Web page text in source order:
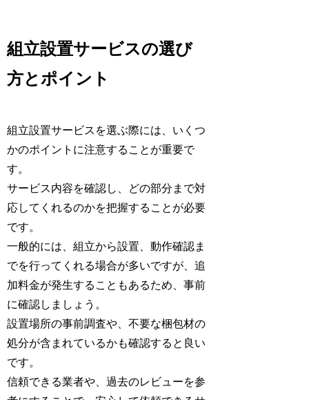
組立設置サービスの選び
方とポイント
組立設置サービスを選ぶ際には、いくつ
かのポイントに注意することが重要で
す。
サービス内容を確認し、どの部分まで対
応してくれるのかを把握することが必要
です。
一般的には、組立から設置、動作確認ま
でを行ってくれる場合が多いですが、追
加料金が発生することもあるため、事前
に確認しましょう。
設置場所の事前調査や、不要な梱包材の
処分が含まれているかも確認すると良い
です。
信頼できる業者や、過去のレビューを参